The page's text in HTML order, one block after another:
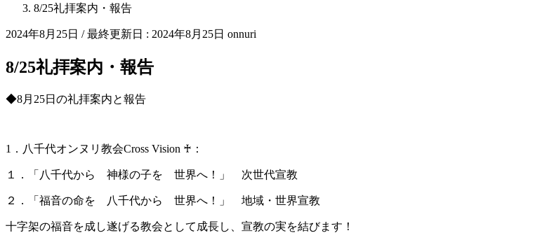
8/25礼拝案内・報告
2024年8月25日 / 最終更新日 : 2024年8月25日 onnuri
8/25礼拝案内・報告
◆8月25日の礼拝案内と報告
1．八千代オンヌリ教会Cross Vision ♰ ：
１．「八千代から 神様の子を 世界へ！」 次世代宣教
２．「福音の命を 八千代から 世界へ！」 地域・世界宣教
十字架の福音を成し遂げる教会として成長し、宣教の実を結びます！